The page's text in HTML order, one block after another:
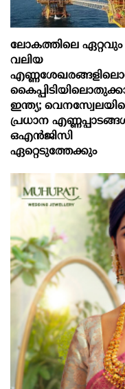
ലോകത്തിലെ ഏറ്റവും
വലിയ
ഇന്ത്യ;
പ്രധാന
ഒഎന്‍ജിസി
ഏറ്റെടുത്തേക്കും